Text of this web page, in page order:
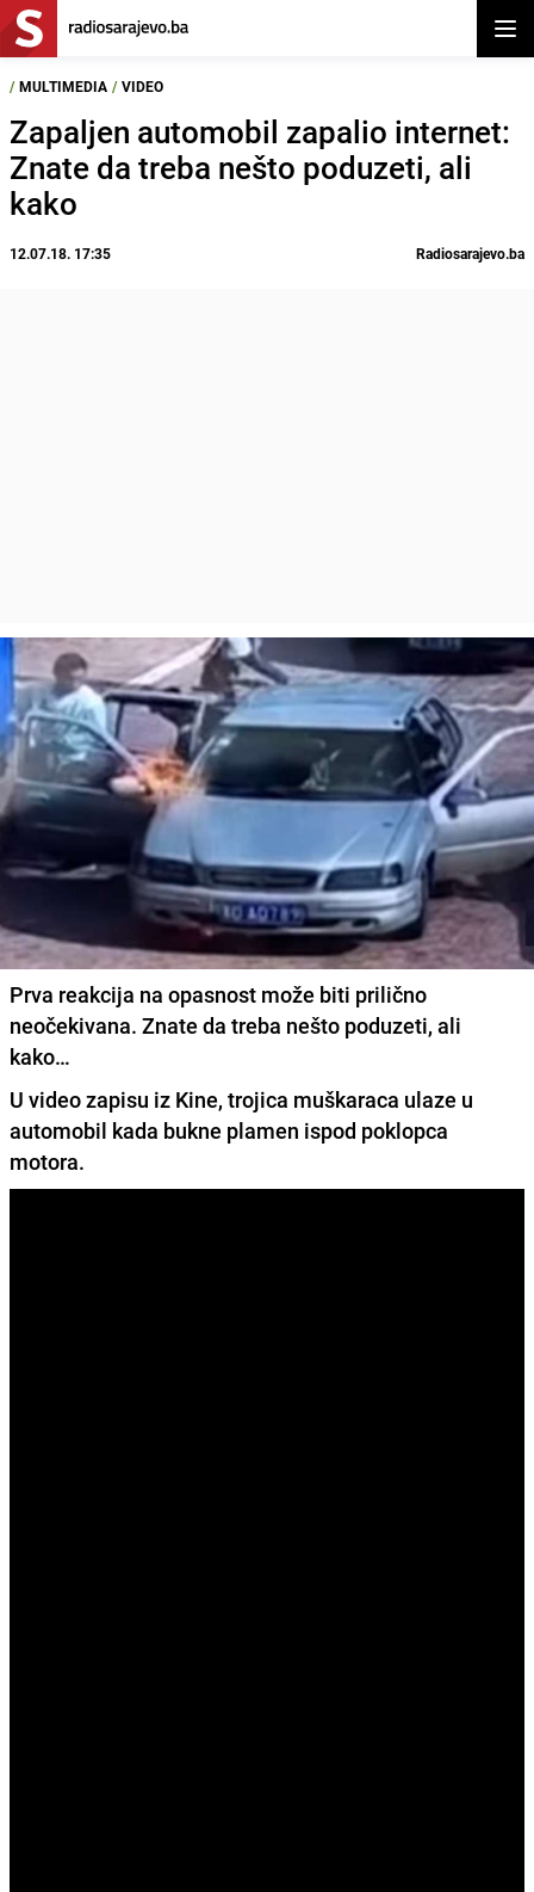
/ MULTIMEDIA / VIDEO
Zapaljen automobil zapalio internet:
Znate da treba nešto poduzeti, ali
kako
12.07.18. 17:35 Radiosarajevo.ba
Prva reakcija na opasnost može biti prilično
neočekivana. Znate da treba nešto poduzeti, ali
kako…
U video zapisu iz Kine, trojica muškaraca ulaze u
automobil kada bukne plamen ispod poklopca
motora.